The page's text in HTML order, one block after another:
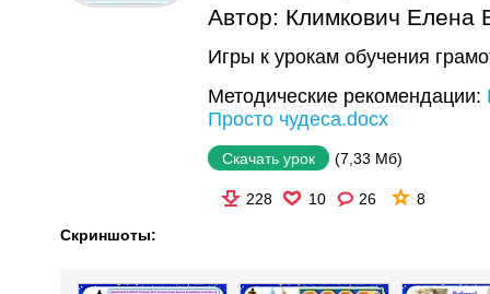
Автор: Климкович Елена
Игры к урокам обучения
Методические рекомендации:
Просто чудеса.docx
Скачать урок (7,33 Мб)
228 10 26 8
Скриншоты: